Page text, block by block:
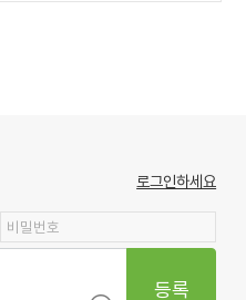
로그인하세요
등록